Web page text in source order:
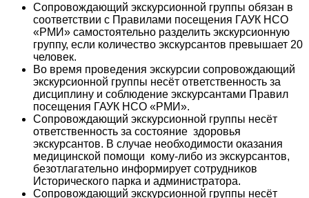
Сопровождающий экскурсионной группы обязан в
соответствии с Правилами посещения ГАУК НСО
«РМИ» самостоятельно разделить экскурсионную
группу, если количество экскурсантов превышает 20
человек.
Во время проведения экскурсии сопровождающий
экскурсионной группы несёт ответственность за
дисциплину и соблюдение экскурсантами Правил
посещения ГАУК НСО «РМИ».
Сопровождающий экскурсионной группы несёт
ответственность за состояние здоровья
экскурсантов. В случае необходимости оказания
медицинской помощи кому-либо из экскурсантов,
безотлагательно информирует сотрудников
Исторического парка и администратора.
Сопровождающий экскурсионной группы несёт